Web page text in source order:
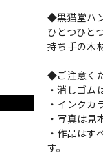
◆黒猫堂ハ
ひとつひと
持ち手の木
◆ご注意く
・消しゴム
・インクカ
・写真は見
・作品はす
す。